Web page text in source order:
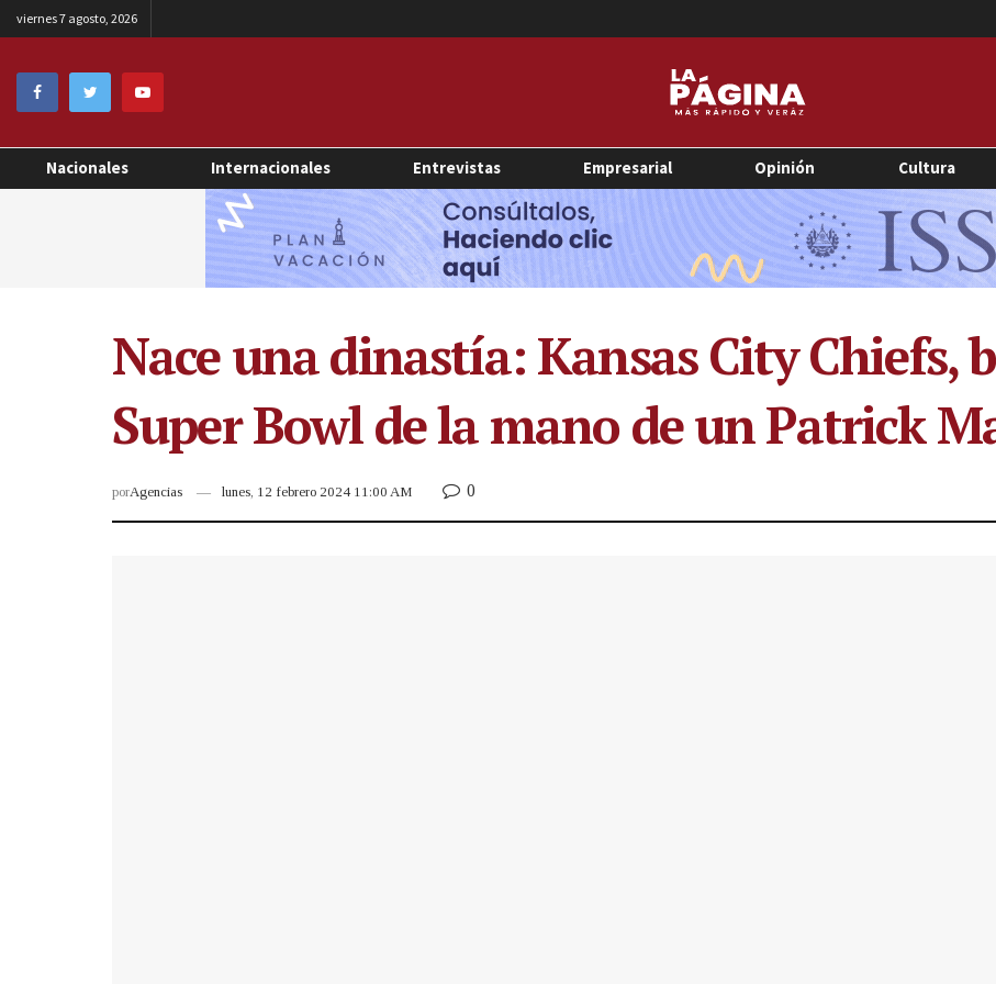
viernes 7 agosto, 2026
Nacionales Internacionales Entrevistas Empresarial Opinión Cultura
Nace una dinastía: Kansas City Chiefs,
Super Bowl de la mano de un Patrick
porAgencias lunes, 12 febrero 2024 11:00 AM 0